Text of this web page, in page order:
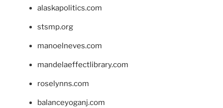
alaskapolitics.com
stsmp.org
manoelneves.com
mandelaeffectlibrary.com
roselynns.com
balanceyoganj.com